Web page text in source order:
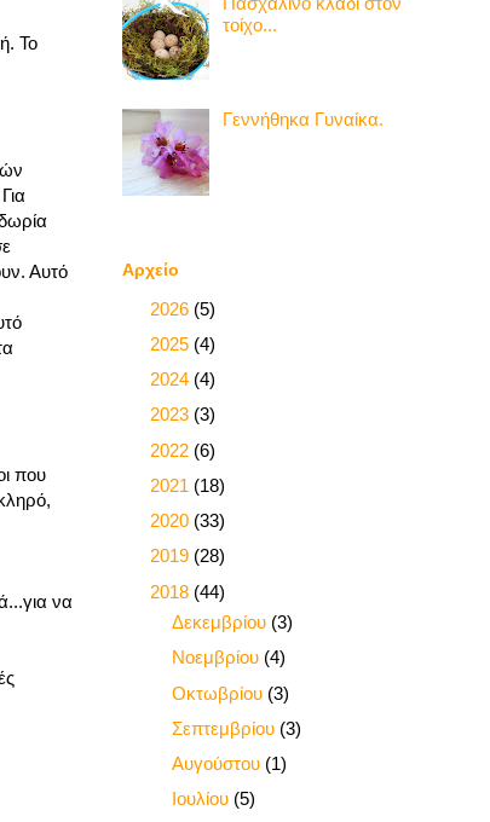
Το
Αυτό
που
να
τοίχο...
Γεννήθηκα Γυναίκα.
Αρχείο
2026 (5)
2025 (4)
2024 (4)
2023 (3)
2022 (6)
2021 (18)
2020 (33)
2019 (28)
2018 (44)
Δεκεμβρίου (3)
Νοεμβρίου (4)
Οκτωβρίου (3)
Σεπτεμβρίου (3)
Αυγούστου (1)
Ιουλίου (5)